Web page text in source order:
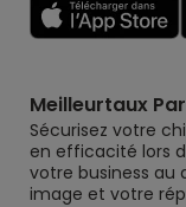
Meilleurtaux
Sécurisez votre
en efficacité lors
votre business au
image et votre